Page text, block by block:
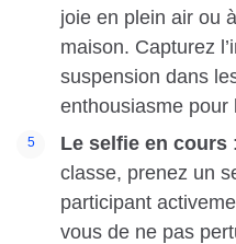
joie en plein air ou
maison. Capturez
suspension dans
enthousiasme pour
Le selfie en cours
classe, prenez un
participant
vous de ne pas